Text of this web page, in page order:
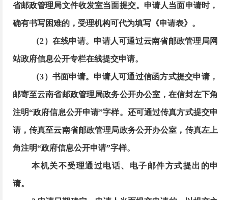
省邮政管理局文件收发室当面提交。申请人当面申请时，
确有书写困难的，受理机构可代为填写《申请表》。
（2）在线申请。申请人可通过云南省邮政管理局网
站政府信息公开专栏在线提交申请。
（3）书面申请。申请人可通过信函方式提交申请，
邮寄至云南省邮政管理局政务公开办公室，在信封左下角
注明“政府信息公开申请”字样。还可通过传真方式提交申
请，传真至云南省邮政管理局政务公开办公室，传真左上
角注明“政府信息公开申请”字样。
本机关不受理通过电话、电子邮件方式提出的申
请。